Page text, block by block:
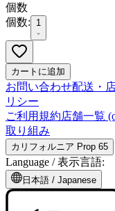
個数
個数:
1
カートに追加
お問い合わせ配送・
リシー
ご利用規約店舗一覧
取り組み
カリフォルニア Prop 65
Language /表示言語:
日本語 / Japanese